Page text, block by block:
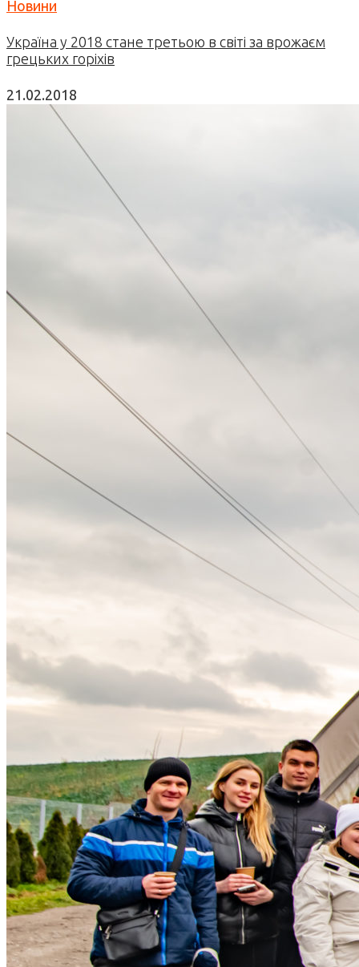
Новини
Україна у 2018 стане третьою в світі за врожаєм
грецьких горіхів
21.02.2018